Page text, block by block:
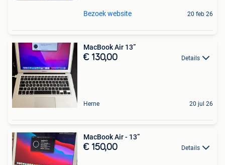
Bezoek website 20 feb 26
MacBook Air 13”
€ 130,00 Details
Herne 20 jul 26
MacBook Air - 13”
€ 150,00 Details